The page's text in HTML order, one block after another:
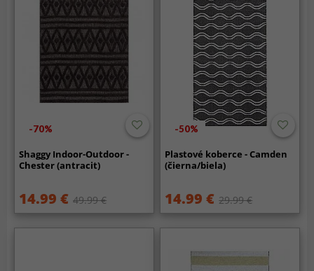
-70%
Shaggy Indoor-Outdoor -
Chester (antracit)
14.99 € 49.99 €
-50%
Plastové koberce - Camden
(čierna/biela)
14.99 € 29.99 €